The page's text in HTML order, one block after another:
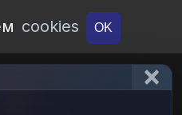
cookies OK